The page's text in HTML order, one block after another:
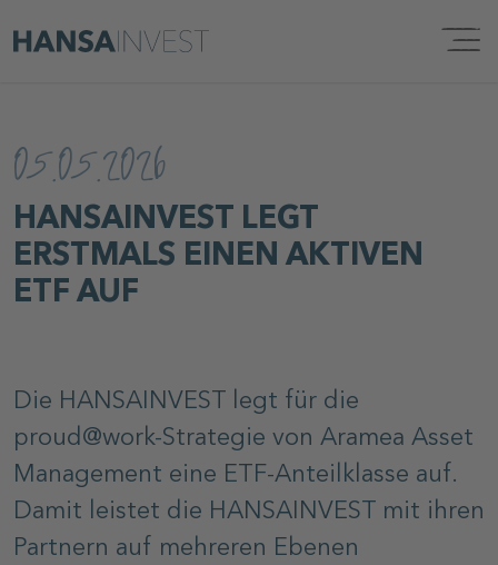
05.05.2026
HANSAINVEST LEGT
ERSTMALS EINEN AKTIVEN
ETF AUF
Die HANSAINVEST legt für die
proud@work-Strategie von Aramea Asset
Management eine ETF-Anteilklasse auf.
Damit leistet die HANSAINVEST mit ihren
Partnern auf mehreren Ebenen